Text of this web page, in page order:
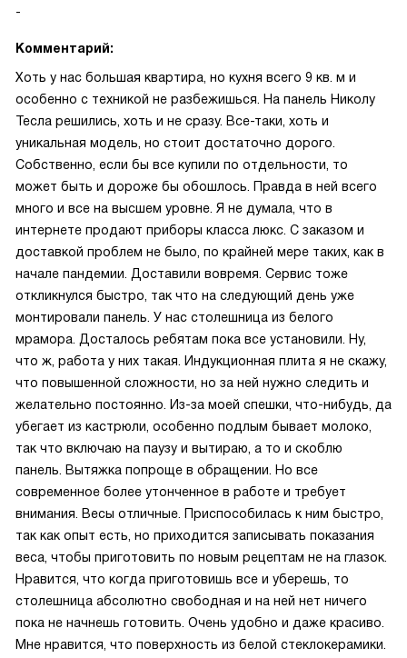
-
Комментарий:
Хоть у нас большая квартира, но кухня всего 9 кв. м и
особенно с техникой не разбежишься. На панель Николу
Тесла решились, хоть и не сразу. Все-таки, хоть и
уникальная модель, но стоит достаточно дорого.
Собственно, если бы все купили по отдельности, то
может быть и дороже бы обошлось. Правда в ней всего
много и все на высшем уровне. Я не думала, что в
интернете продают приборы класса люкс. С заказом и
доставкой проблем не было, по крайней мере таких, как в
начале пандемии. Доставили вовремя. Сервис тоже
откликнулся быстро, так что на следующий день уже
монтировали панель. У нас столешница из белого
мрамора. Досталось ребятам пока все установили. Ну,
что ж, работа у них такая. Индукционная плита я не скажу,
что повышенной сложности, но за ней нужно следить и
желательно постоянно. Из-за моей спешки, что-нибудь, да
убегает из кастрюли, особенно подлым бывает молоко,
так что включаю на паузу и вытираю, а то и скоблю
панель. Вытяжка попроще в обращении. Но все
современное более утонченное в работе и требует
внимания. Весы отличные. Приспособилась к ним быстро,
так как опыт есть, но приходится записывать показания
веса, чтобы приготовить по новым рецептам не на глазок.
Нравится, что когда приготовишь все и уберешь, то
столешница абсолютно свободная и на ней нет ничего
пока не начнешь готовить. Очень удобно и даже красиво.
Мне нравится, что поверхность из белой стеклокерамики.